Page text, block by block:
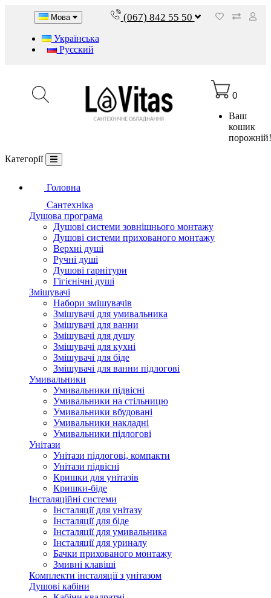
Мова
Українська
Русский
(067) 842 55 50
0
Ваш
кошик
Категорії
Головна
Сантехніка
Душова програма
Душові системи зовнішнього монтажу
Душові системи прихованого монтажу
Верхні душі
Ручні душі
Душові гарнітури
Гігієнічні душі
Змішувачі
Набори змішувачів
Змішувачі для умивальника
Змішувачі для ванни
Змішувачі для душу
Змішувачі для кухні
Змішувачі для біде
Змішувачі для ванни підлогові
Умивальники
Умивальники підвісні
Умивальники на стільницю
Умивальники вбудовані
Умивальники накладні
Умивальники підлогові
Унітази
Унітази підлогові, компакти
Унітази підвісні
Кришки для унітазів
Кришки-біде
Інсталяційні системи
Інсталяції для унітазу
Інсталяції для біде
Інсталяції для умивальника
Інсталяції для уриналу
Бачки прихованого монтажу
Змивні клавіші
Комплекти інсталяції з унітазом
Душові кабіни